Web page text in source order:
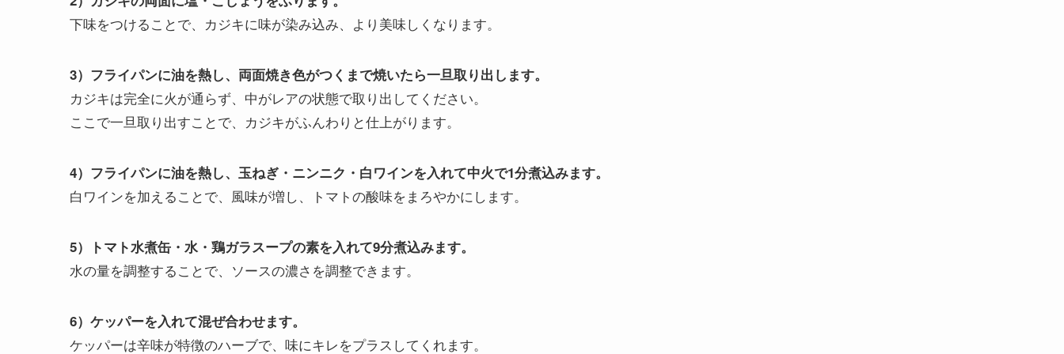
下味をつけることで、カジキに味が染み込み、より美味しくなります。
3）フライパンに油を熱し、両面焼き色がつくまで焼いたら一旦取り出します。
カジキは完全に火が通らず、中がレアの状態で取り出してください。
ここで一旦取り出すことで、カジキがふんわりと仕上がります。
4）フライパンに油を熱し、玉ねぎ・ニンニク・白ワインを入れて中火で1分煮込みます。
白ワインを加えることで、風味が増し、トマトの酸味をまろやかにします。
5）トマト水煮缶・水・鶏ガラスープの素を入れて9分煮込みます。
水の量を調整することで、ソースの濃さを調整できます。
6）ケッパーを入れて混ぜ合わせます。
ケッパーは辛味が特徴のハーブで、味にキレをプラスしてくれます。